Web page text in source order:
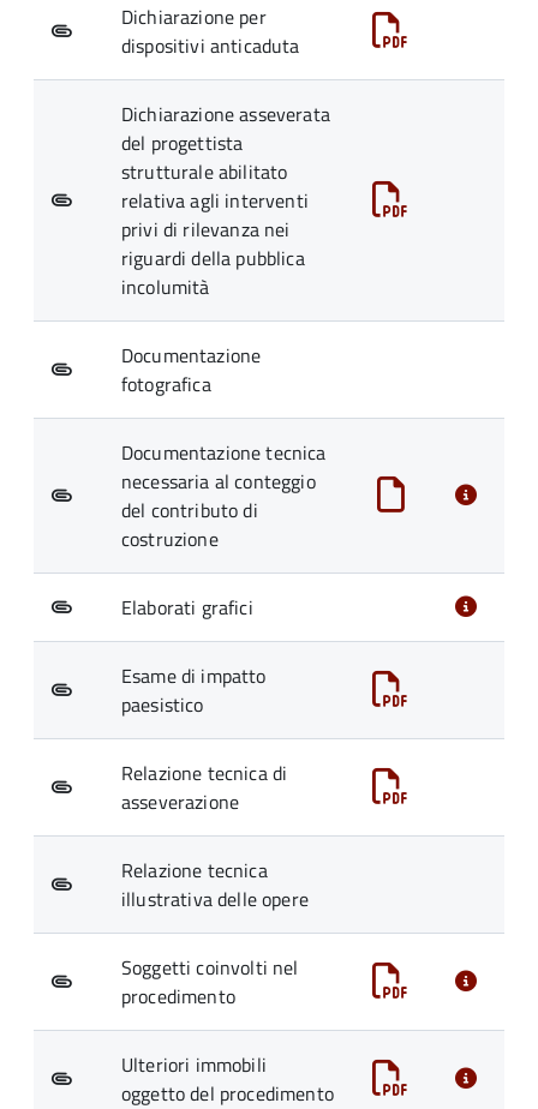
Dichiarazione per
dispositivi anticaduta
Dichiarazione asseverata
del progettista
strutturale abilitato
relativa agli interventi
privi di rilevanza nei
riguardi della pubblica
incolumità
Documentazione
fotografica
Documentazione tecnica
necessaria al conteggio
del contributo di
costruzione
Elaborati grafici
Esame di impatto
paesistico
Relazione tecnica di
asseverazione
Relazione tecnica
illustrativa delle opere
Soggetti coinvolti nel
procedimento
Ulteriori immobili
oggetto del procedimento